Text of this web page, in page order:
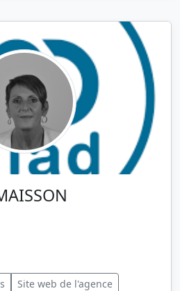
Site web de l'agence